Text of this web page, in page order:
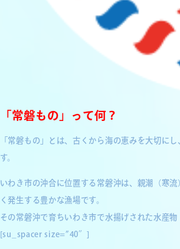
「常磐もの」って何？
「常磐もの」とは、古くから海の恵みを大切に
す。
いわき市の沖合に位置する常磐沖は、親潮（寒
く発生する豊かな漁場です。
その常磐沖で育ちいわき市で水揚げされた水産
[su_spacer size=”40″]